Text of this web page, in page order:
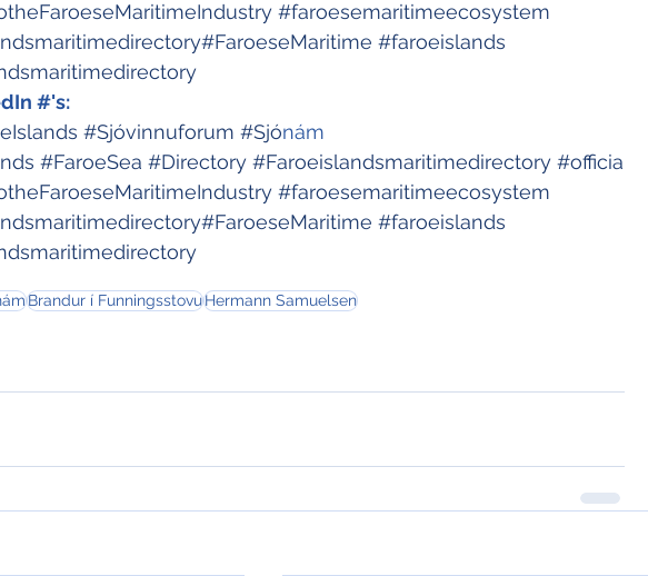
#faroesemaritimeecosystem
#FaroeseMaritime #faroeislands
#'s:
#Sjóvinnuforum #Sjónám
#FaroeSea #Directory #Faroeislandsmaritimedirectory #officia
#faroesemaritimeecosystem
#FaroeseMaritime #faroeislands
Brandur í FunningsstovuHermann Samuelsen